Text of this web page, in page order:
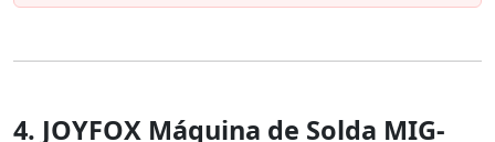
4. JOYFOX Máquina de Solda MIG-